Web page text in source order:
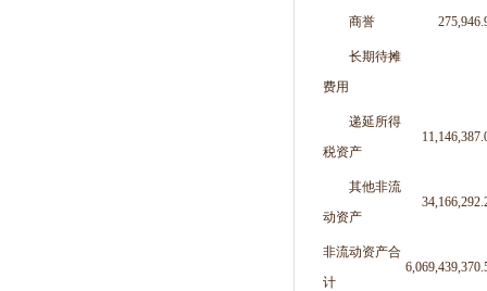
商誉
长期待摊
费用
递延所得
税资产
其他非流
动资产
非流动资产合
计